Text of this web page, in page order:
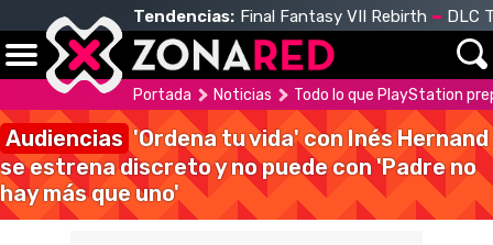
Tendencias: Final Fantasy VII Rebirth DLC
Portada Noticias Todo lo que PlayStation
Audiencias 'Ordena tu vida' con Inés Hernand
se estrena discreto y no puede con 'Padre no
hay más que uno'